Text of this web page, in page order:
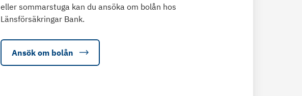
eller sommarstuga kan du ansöka om bolån hos
Länsförsäkringar Bank.
Ansök om bolån